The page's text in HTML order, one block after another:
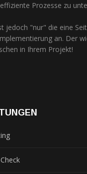
Prozesse zu
jedoch "nur" die eine
an. Der
in Ihrem Projekt!